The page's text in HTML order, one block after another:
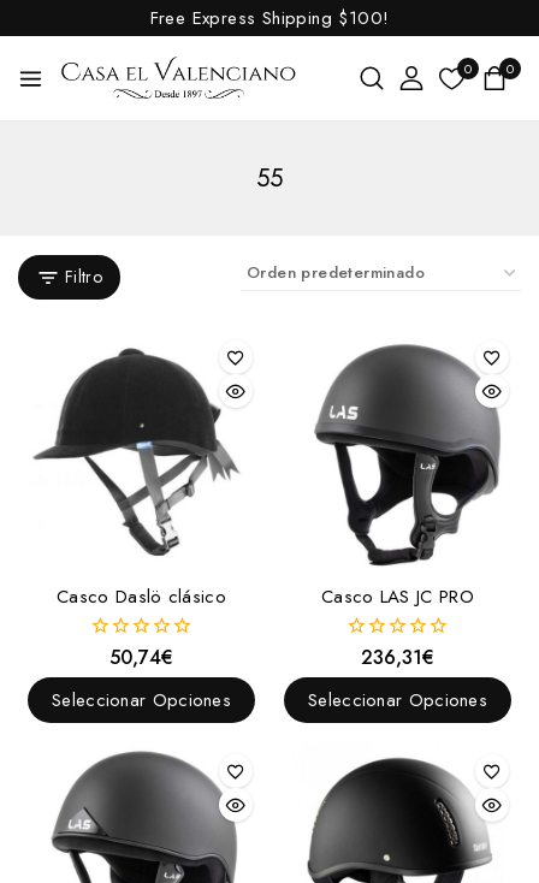
Free Express Shipping $100!
0 0
55
Filtro
Casco Daslö clásico
fuera
de
5
50,74€
Seleccionar Opciones
Casco LAS JC PRO
fuera
de
5
236,31€
Seleccionar Opciones